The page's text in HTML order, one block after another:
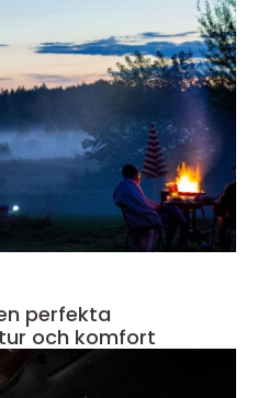
perfekta
och komfort